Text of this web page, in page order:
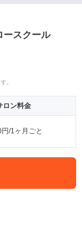
ースクール
。
ロン料金
/1ヶ月ごと